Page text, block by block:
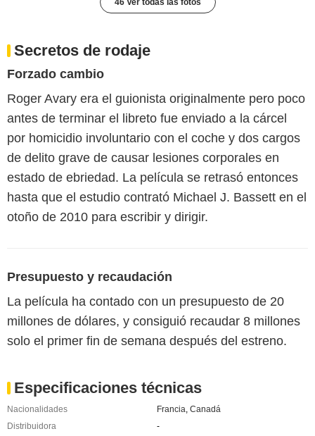
46 Ver todas las fotos
Secretos de rodaje
Forzado cambio
Roger Avary era el guionista originalmente pero poco
antes de terminar el libreto fue enviado a la cárcel
por homicidio involuntario con el coche y dos cargos
de delito grave de causar lesiones corporales en
estado de ebriedad. La película se retrasó entonces
hasta que el estudio contrató Michael J. Bassett en el
otoño de 2010 para escribir y dirigir.
Presupuesto y recaudación
La película ha contado con un presupuesto de 20
millones de dólares, y consiguió recaudar 8 millones
solo el primer fin de semana después del estreno.
Especificaciones técnicas
Nacionalidades Francia, Canadá
Distribuidora
-